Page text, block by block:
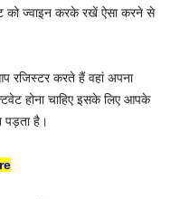
ज्वाइन करके रखें ऐसा करने से
रजिस्टर करते हैं वहां अपना
होना चाहिए इसके लिए आपके
पड़ता है।